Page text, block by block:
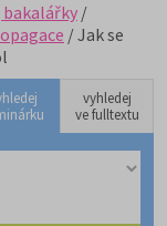
/
/ Jak se
vyhledej
ve fulltextu